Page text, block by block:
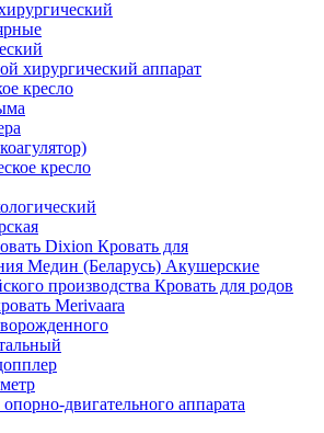
хирургический аппарат
кресло
кресло
Dixion Кровать для
Медин (Беларусь) Акушерские
производства Кровать для родов
Merivaara
двигательного аппарата